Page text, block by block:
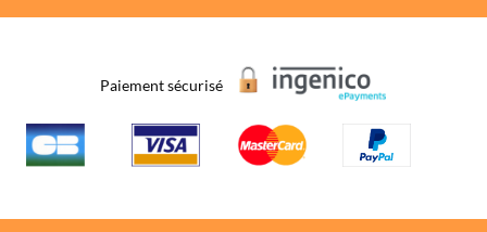
Paiement sécurisé